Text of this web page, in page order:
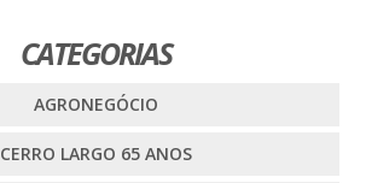
CATEGORIAS
AGRONEGÓCIO
CERRO LARGO 65 ANOS